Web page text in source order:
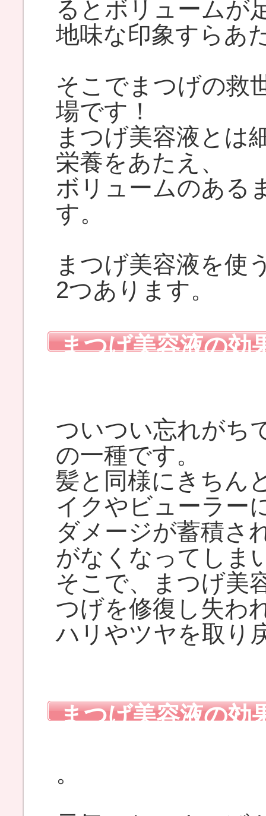
るとボリュームが
地味な印象すらあ
そこでまつげの救
場です！
まつげ美容液とは
栄養をあたえ、
ボリュームのある
す。
まつげ美容液を使
2つあります。
まつげ美容液の効
ついつい忘れがち
の一種です。
髪と同様にきちん
イクやビューラー
ダメージが蓄積さ
がなくなってしま
そこで、まつげ美
つげを修復し失わ
ハリやツヤを取り
まつげ美容液の効
。